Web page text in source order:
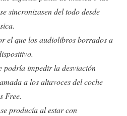
sincronizasen del todo desde
el que los audiolibros borrados a
podría impedir la desviación
a los altavoces del coche
Free.
producía al estar con